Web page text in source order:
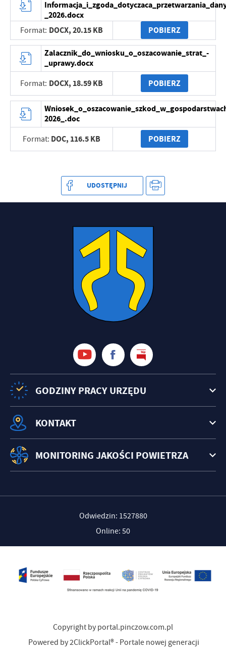
_2026.docx
Format: DOCX,20.15 KB POBIERZ
Zalacznik_do_wniosku_o_oszacowanie_strat_-
_uprawy.docx
Format: DOCX, 18.59 KB POBIERZ
2026_.doc
Format: DOC, 116.5 KB POBIERZ
UDOSTĘPNIJ
GODZINY PRACY URZĘDU
KONTAKT
MONITORING JAKOŚCI POWIETRZA
Odwiedzin: 1527880
Online: 50
Copyright by portal.pinczow.com.pl
Powered by2ClickPortal®- Portale nowej generacji